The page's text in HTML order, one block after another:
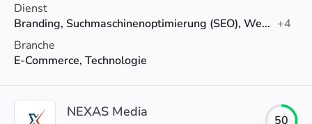
Dienst
Branding, Suchmaschinenoptimierung (SEO), Werbung +4
Branche
E-Commerce, Technologie
NEXAS Media
50